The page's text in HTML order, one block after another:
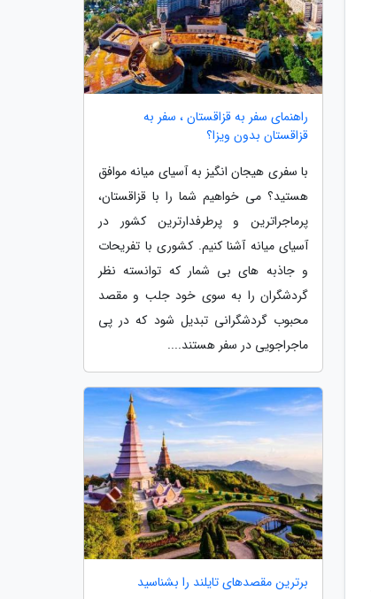
راهنمای سفر به قزاقستان ، سفر به
قزاقستان بدون ویزا؟
با سفری هیجان انگیز به آسیای میانه موافق
هستید؟ می خواهیم شما را با قزاقستان،
پرماجراترین و پرطرفدارترین کشور در
آسیای میانه آشنا کنیم. کشوری با تفریحات
و جاذبه های بی شمار که توانسته نظر
گردشگران را به سوی خود جلب و مقصد
محبوب گردشگرانی تبدیل شود که در پی
ماجراجویی در سفر هستند....
برترین مقصدهای تایلند را بشناسید